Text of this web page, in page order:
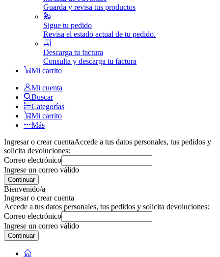
Guarda y revisa tus productos
Sigue tu pedido
Revisa el estado actual de tu pedido.
Descarga tu factura
Consulta y descarga tu factura
Mi carrito
Mi cuenta
Buscar
Categorías
Mi carrito
Más
Ingresar o crear cuentaAccede a tus datos personales, tus pedidos y
solicita devoluciones:
Correo electrónico
Ingrese un correo válido
Continuar
Bienvenido/a
Ingresar o crear cuenta
Accede a tus datos personales, tus pedidos y solicita devoluciones:
Correo electrónico
Ingrese un correo válido
Continuar